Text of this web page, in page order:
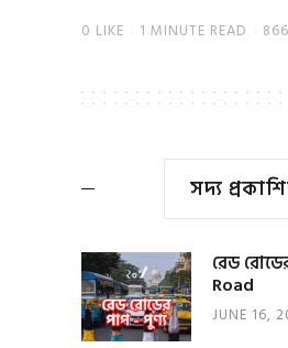
0 LIKE 1 MINUTE READ
সদ্য
রেড
Road
JUNE 16,